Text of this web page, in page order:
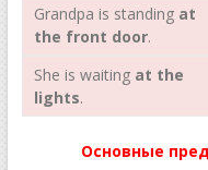
Grandpa is standing at
the front door.
She is waiting at the
lights.
Основные